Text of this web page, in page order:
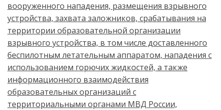
вооруженного нападения, размещения взрывного
устройства, захвата заложников, срабатывания на
территории образовательной организации
взрывного устройства, в том числе доставленного
беспилотным летательным аппаратом, нападения с
использованием горючих жидкостей, а также
информационного взаимодействия
образовательных организаций с
территориальными органами МВД России,